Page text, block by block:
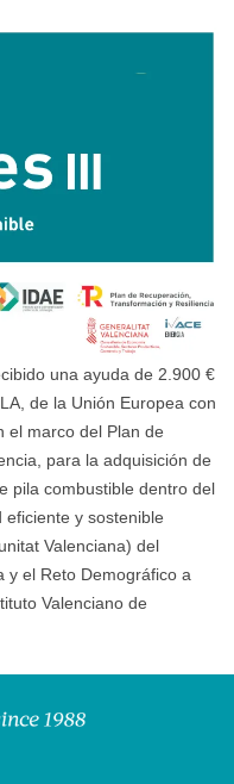
una ayuda de 2.900 €
de la Unión Europea con
el marco del Plan de
para la adquisición de
pila combustible dentro del
y sostenible
Valenciana) del
y el Reto Demográfico a
Valenciano de